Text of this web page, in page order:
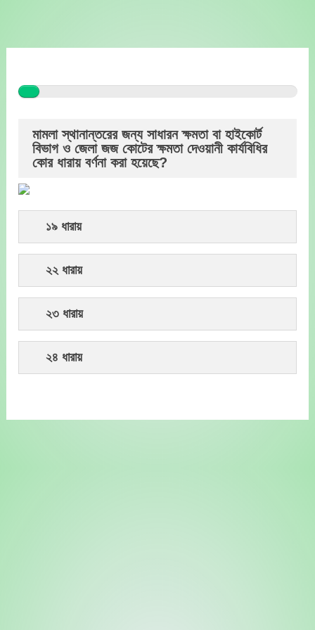
মামলা স্থানান্তরের জন্য সাধারন ক্ষমতা বা হাইকোর্ট
বিভাগ ও জেলা জজ কোটের ক্ষমতা দেওয়ানী কার্যবিধির
কোর ধারায় বর্ণনা করা হয়েছে?
১৯ ধারায়
২২ ধারায়
২৩ ধারায়
২৪ ধারায়